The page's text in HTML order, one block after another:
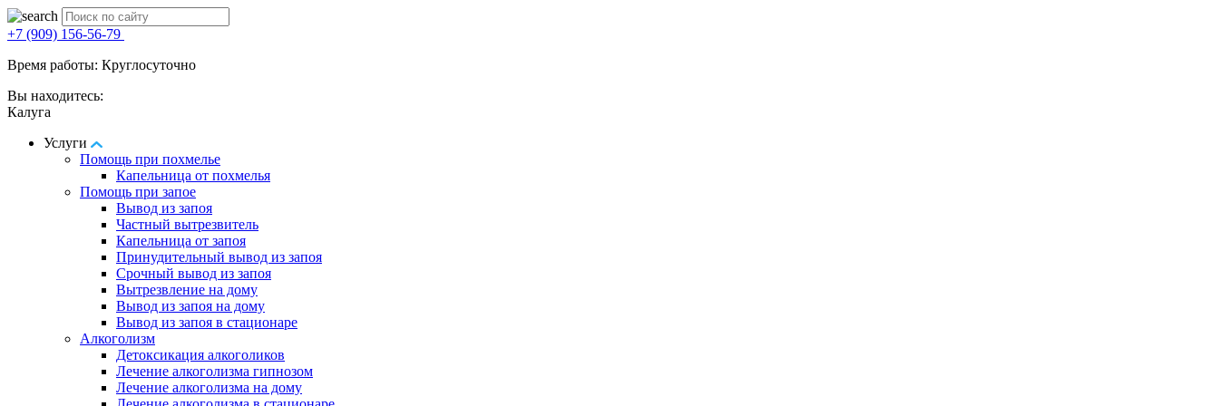
+7 (909) 156-56-79
Время работы: Круглосуточно
Вы находитесь:
Калуга
Услуги
Помощь при похмелье
Капельница от похмелья
Помощь при запое
Вывод из запоя
Частный вытрезвитель
Капельница от запоя
Принудительный вывод из запоя
Срочный вывод из запоя
Вытрезвление на дому
Вывод из запоя на дому
Вывод из запоя в стационаре
Алкоголизм
Детоксикация алкоголиков
Лечение алкоголизма гипнозом
Лечение алкоголизма на дому